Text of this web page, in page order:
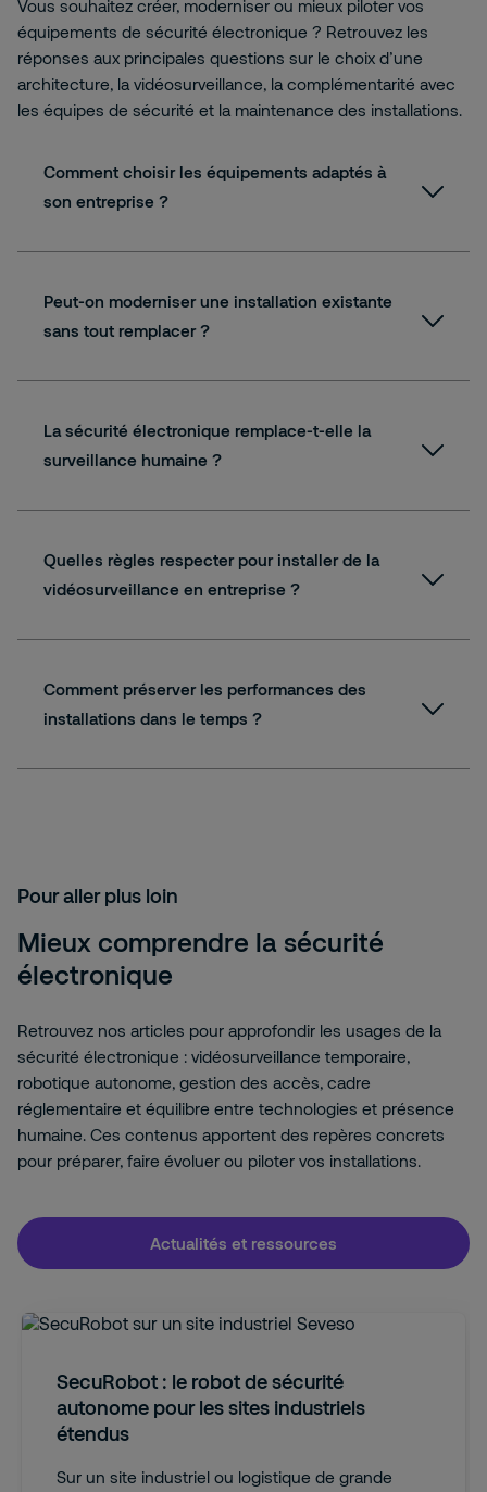
Vous souhaitez créer, moderniser ou mieux piloter vos
équipements de sécurité électronique ? Retrouvez les
réponses aux principales questions sur le choix d’une
architecture, la vidéosurveillance, la complémentarité avec
les équipes de sécurité et la maintenance des installations.
Comment choisir les équipements adaptés à
son entreprise ?
Peut-on moderniser une installation existante
sans tout remplacer ?
La sécurité électronique remplace-t-elle la
surveillance humaine ?
Quelles règles respecter pour installer de la
vidéosurveillance en entreprise ?
Comment préserver les performances des
installations dans le temps ?
Pour aller plus loin
Mieux comprendre la sécurité
électronique
Retrouvez nos articles pour approfondir les usages de la
sécurité électronique : vidéosurveillance temporaire,
robotique autonome, gestion des accès, cadre
réglementaire et équilibre entre technologies et présence
humaine. Ces contenus apportent des repères concrets
pour préparer, faire évoluer ou piloter vos installations.
Actualités et ressources
SecuRobot : le robot de sécurité
autonome pour les sites industriels
étendus
Sur un site industriel ou logistique de grande